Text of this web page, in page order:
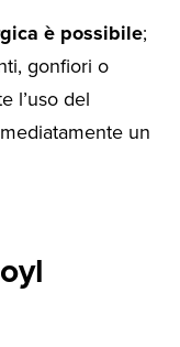
è possibile;
gonfiori o
l’uso del
un